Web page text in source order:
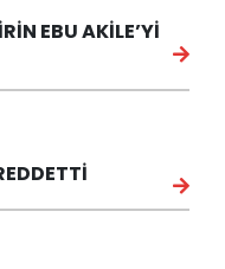
EBU AKİLE’Yİ